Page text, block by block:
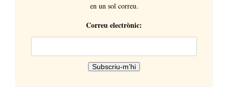
en un sol correu.
Correu electrònic: